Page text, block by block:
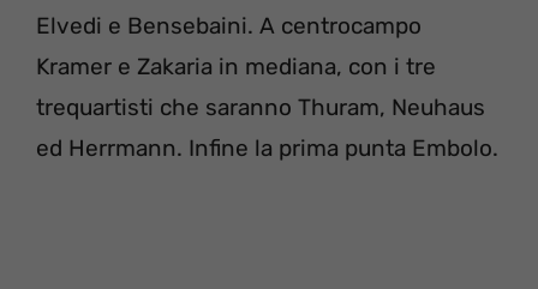
Elvedi e Bensebaini. A centrocampo
Kramer e Zakaria in mediana, con i tre
trequartisti che saranno Thuram, Neuhaus
ed Herrmann. Infine la prima punta Embolo.